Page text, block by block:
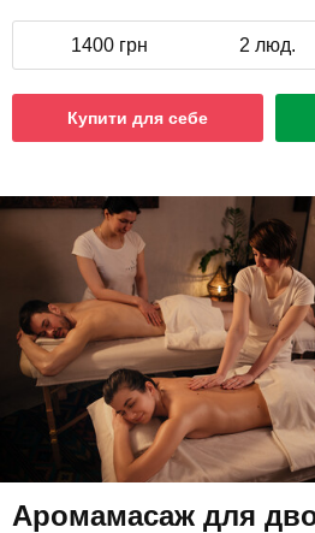
1400 грн 2 люд.
Купити для себе
Аромамасаж для